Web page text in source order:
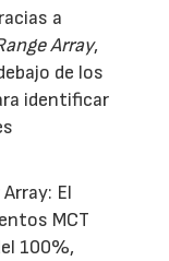
a
Array,
de los
identificar
El
MCT
100%,